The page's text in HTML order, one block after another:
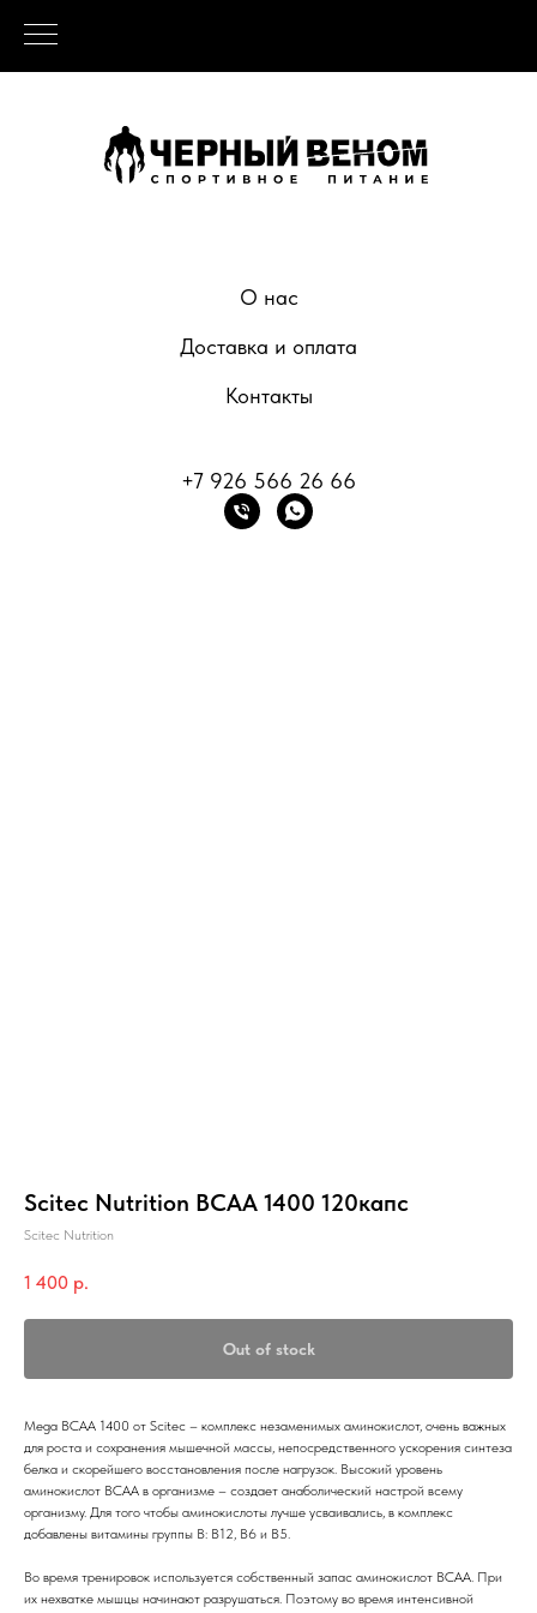
О нас
Доставка и оплата
Контакты
+7 926 566 26 66
Scitec Nutrition BCAA 1400 120капс
Scitec Nutrition
1 400 р.
Out of stock
Mega BCAA 1400 от Scitec – комплекс незаменимых аминокислот, очень важных
для роста и сохранения мышечной массы, непосредственного ускорения синтеза
белка и скорейшего восстановления после нагрузок. Высокий уровень
аминокислот ВCAA в организме – создает анаболический настрой всему
организму. Для того чтобы аминокислоты лучше усваивались, в комплекс
добавлены витамины группы В: B12, B6 и B5.
Во время тренировок используется собственный запас аминокислот BCAA. При
их нехватке мышцы начинают разрушаться. Поэтому во время интенсивной